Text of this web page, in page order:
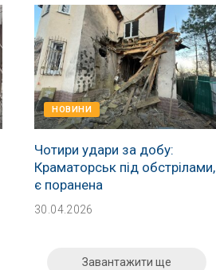
НОВИНИ
Чотири удари за добу:
Краматорськ під обстрілами,
є поранена
30.04.2026
Завантажити ще